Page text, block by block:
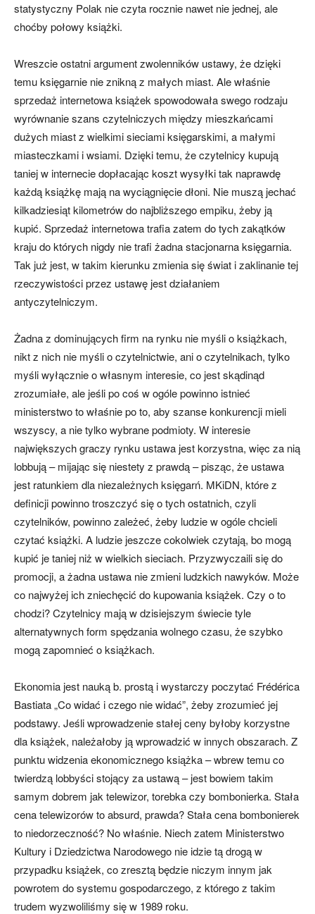
statystyczny Polak nie czyta rocznie nawet nie jednej, ale
choćby połowy książki.
Wreszcie ostatni argument zwolenników ustawy, że dzięki
temu księgarnie nie znikną z małych miast. Ale właśnie
sprzedaż internetowa książek spowodowała swego rodzaju
wyrównanie szans czytelniczych między mieszkańcami
dużych miast z wielkimi sieciami księgarskimi, a małymi
miasteczkami i wsiami. Dzięki temu, że czytelnicy kupują
taniej w internecie dopłacając koszt wysyłki tak naprawdę
każdą książkę mają na wyciągnięcie dłoni. Nie muszą jechać
kilkadziesiąt kilometrów do najbliższego empiku, żeby ją
kupić. Sprzedaż internetowa trafia zatem do tych zakątków
kraju do których nigdy nie trafi żadna stacjonarna księgarnia.
Tak już jest, w takim kierunku zmienia się świat i zaklinanie tej
rzeczywistości przez ustawę jest działaniem
antyczytelniczym.
Żadna z dominujących firm na rynku nie myśli o książkach,
nikt z nich nie myśli o czytelnictwie, ani o czytelnikach, tylko
myśli wyłącznie o własnym interesie, co jest skądinąd
zrozumiałe, ale jeśli po coś w ogóle powinno istnieć
ministerstwo to właśnie po to, aby szanse konkurencji mieli
wszyscy, a nie tylko wybrane podmioty. W interesie
największych graczy rynku ustawa jest korzystna, więc za nią
lobbują – mijając się niestety z prawdą – pisząc, że ustawa
jest ratunkiem dla niezależnych księgarń. MKiDN, które z
definicji powinno troszczyć się o tych ostatnich, czyli
czytelników, powinno zależeć, żeby ludzie w ogóle chcieli
czytać książki. A ludzie jeszcze cokolwiek czytają, bo mogą
kupić je taniej niż w wielkich sieciach. Przyzwyczaili się do
promocji, a żadna ustawa nie zmieni ludzkich nawyków. Może
co najwyżej ich zniechęcić do kupowania książek. Czy o to
chodzi? Czytelnicy mają w dzisiejszym świecie tyle
alternatywnych form spędzania wolnego czasu, że szybko
mogą zapomnieć o książkach.
Ekonomia jest nauką b. prostą i wystarczy poczytać Frédérica
Bastiata „Co widać i czego nie widać”, żeby zrozumieć jej
podstawy. Jeśli wprowadzenie stałej ceny byłoby korzystne
dla książek, należałoby ją wprowadzić w innych obszarach. Z
punktu widzenia ekonomicznego książka – wbrew temu co
twierdzą lobbyści stojący za ustawą – jest bowiem takim
samym dobrem jak telewizor, torebka czy bombonierka. Stała
cena telewizorów to absurd, prawda? Stała cena bombonierek
to niedorzeczność? No właśnie. Niech zatem Ministerstwo
Kultury i Dziedzictwa Narodowego nie idzie tą drogą w
przypadku książek, co zresztą będzie niczym innym jak
powrotem do systemu gospodarczego, z którego z takim
trudem wyzwoliliśmy się w 1989 roku.